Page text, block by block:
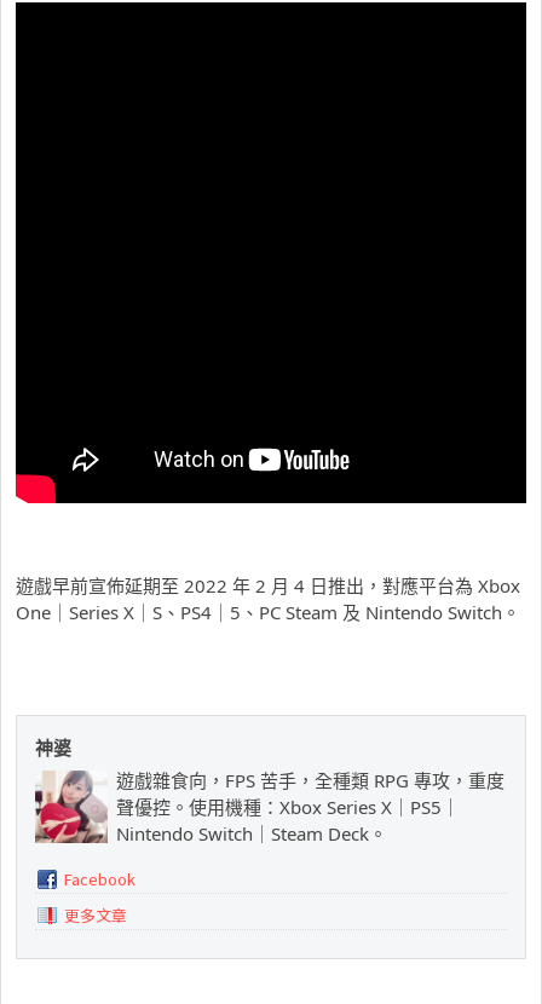
遊戲早前宣佈延期至 2022 年 2 月 4 日推出，對應平台為 Xbox
One｜Series X｜S、PS4｜5、PC Steam 及 Nintendo Switch。
神婆
遊戲雜食向，FPS 苦手，全種類 RPG 專攻，重度
聲優控。使用機種：Xbox Series X｜PS5｜
Nintendo Switch｜Steam Deck。
Facebook
更多文章